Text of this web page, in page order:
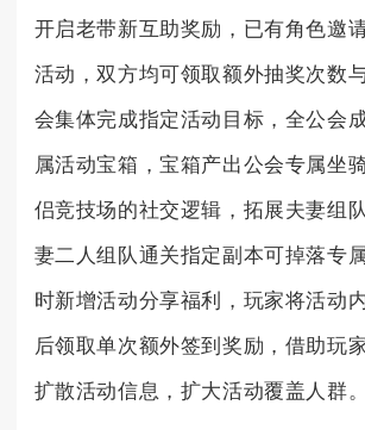
开启老带新互助奖励，已有角色邀
活动，双方均可领取额外抽奖次数
会集体完成指定活动目标，全公会
属活动宝箱，宝箱产出公会专属坐
侣竞技场的社交逻辑，拓展夫妻组
妻二人组队通关指定副本可掉落专
时新增活动分享福利，玩家将活动
后领取单次额外签到奖励，借助玩
扩散活动信息，扩大活动覆盖人群。